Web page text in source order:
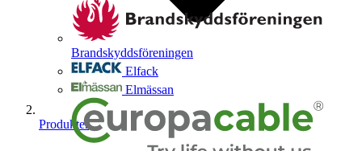
Brandskyddsföreningen
Elfack
Elmässan
Produkter